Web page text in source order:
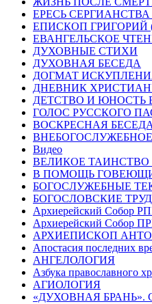
ЕРЕСЬ
ЕПИСКОП ГРИГОРИЙ
ЕВАНГЕЛЬСКОЕ
ДУХОВНЫЕ СТИХИ
ДУХОВНАЯ БЕСЕДА
ДОГМАТ
ДНЕВНИК
ДЕТСТВО И ЮНОСТЬ
ГОЛОС РУССКОГО
ВОСКРЕСНАЯ БЕСЕДА
Видео
ВЕЛИКОЕ
В ПОМОЩЬ
БОГОСЛУЖЕБНЫЕ
БОГОСЛОВСКИЕ
Архиерейский Собор
Архиерейский Собор
АРХИЕПИСКОП
Апостасия последних
АНГЕЛОЛОГИЯ
Азбука православного
АГИОЛОГИЯ
«ДУХОВНАЯ БРАНЬ».